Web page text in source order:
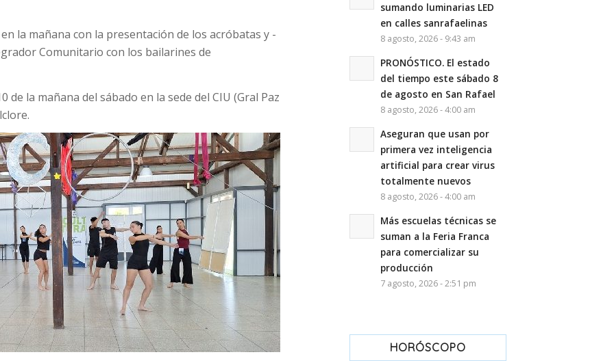
la mañana con la presentación de los acróbatas y -
Comunitario con los bailarines de
de la mañana del sábado en la sede del CIU (Gral Paz
sumando luminarias LED
en calles sanrafaelinas
8 agosto, 2026 - 9:43 am
PRONÓSTICO. El estado
del tiempo este sábado 8
de agosto en San Rafael
8 agosto, 2026 - 4:00 am
Aseguran que usan por
primera vez inteligencia
artificial para crear virus
totalmente nuevos
8 agosto, 2026 - 4:00 am
Más escuelas técnicas se
suman a la Feria Franca
para comercializar su
producción
7 agosto, 2026 - 2:51 pm
HORÓSCOPO